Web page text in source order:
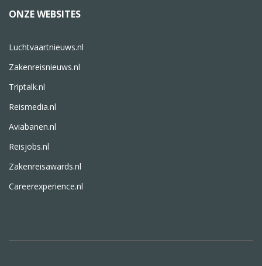
ONZE WEBSITES
Luchtvaartnieuws.nl
Zakenreisnieuws.nl
Triptalk.nl
Reismedia.nl
Aviabanen.nl
Reisjobs.nl
Zakenreisawards.nl
Careerexperience.nl